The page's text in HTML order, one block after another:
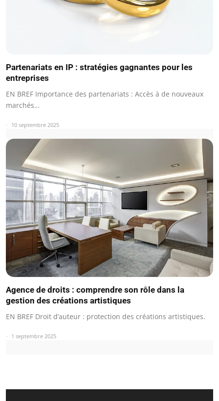
Partenariats en IP : stratégies gagnantes pour les
entreprises
EN BREF Importance des partenariats : Accès à de nouveaux
marchés…
10 septembre 2025
Agence de droits : comprendre son rôle dans la
gestion des créations artistiques
EN BREF Droit d’auteur : protection des créations artistiques.
1 septembre 2025